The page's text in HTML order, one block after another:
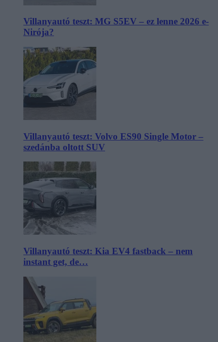
Villanyautó teszt: MG S5EV – ez lenne 2026 e-
Nirója?
Villanyautó teszt: Volvo ES90 Single Motor –
szedánba oltott SUV
Villanyautó teszt: Kia EV4 fastback – nem
instant get, de…